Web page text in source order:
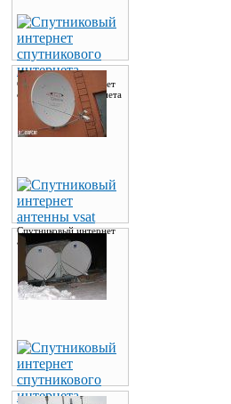
Спутниковый интернет
спутникового интернета
Спутниковый интернет
антенны vsat